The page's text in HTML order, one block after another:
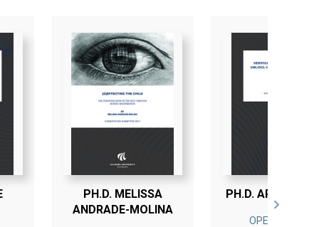
PH.D. MELISSA
ANDRADE-MOLINA
PH.D. ARIFA
OPEN ACCESS